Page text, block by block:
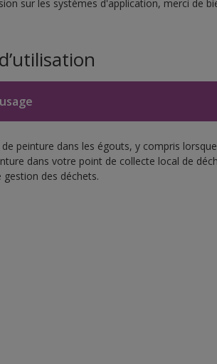
sur les systèmes d'application, merci de
peinture dans les égouts, y compris
dans votre point de collecte local de
gestion des déchets.